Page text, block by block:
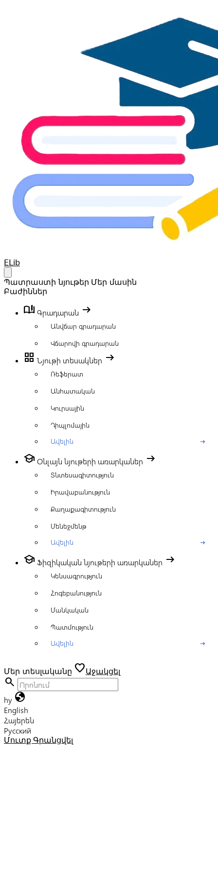
Your Company
ELib
Պատրաստի նյութեր Մեր մասին
Բաժիններ
book_ribbon Գրադարան arrow_right_alt
Անվճար գրադարան
Վճարովի գրադարան
grid_view Նյութի տեսակներ arrow_right_alt
Ռեֆերատ
Անհատական
Կուրսային
Դիպլոմային
Ավելին
arrow_right_alt
school Օնլայն նյութերի առարկաներ arrow_right_alt
Տնտեսագիտություն
Իրավաբանություն
Քաղաքագիտություն
Մենեջմենթ
Ավելին
arrow_right_alt
school Ֆիզիկական նյութերի առարկաներ arrow_right_alt
Կենսագրություն
Հոգեբանություն
Մանկական
Պատմություն
Ավելին
arrow_right_alt
Մեր տեսլականը favoriteԱջակցել
search
hy globe
English
Հայերեն
Русский
Մուտք Գրանցվել